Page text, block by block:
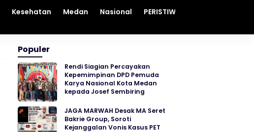
Kesehatan Medan Nasional PERISTIWA
Populer
Rendi Siagian Percayakan
Kepemimpinan DPD Pemuda
Karya Nasional Kota Medan
kepada Josef Sembiring
JAGA MARWAH Desak MA Seret
Bakrie Group, Soroti
Kejanggalan Vonis Kasus PET